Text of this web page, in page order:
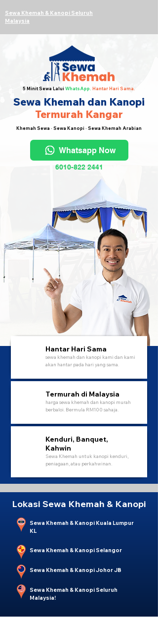
Sewa Khemah & Kanopi Seluruh
Malaysia
5 Minit Sewa Lalui WhatsApp. Hantar Hari Sama.
Sewa Khemah dan Kanopi
Termurah Kangar
Khemah Sewa · Sewa Kanopi · Sewa Khemah Arabian
Whatsapp Now
6010-822 2441
Hantar Hari Sama
sewa khemah dan kanopi kami dan kami
akan hantar pada hari yang sama.
Termurah di Malaysia
harga sewa khemah dan kanopi murah
berbaloi. Bermula RM100 sahaja.
Kenduri, Banquet,
Kahwin
Sewa Khemah untuk kanopi kenduri,
peniagaan, atau perkahwinan.
Lokasi Sewa Khemah & Kanopi
Sewa Khemah & Kanopi Kuala Lumpur
KL
Sewa Khemah & Kanopi Selangor
Sewa Khemah & Kanopi Johor JB
Sewa Khemah & Kanopi Seluruh
Malaysia!